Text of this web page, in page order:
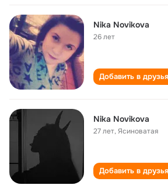
Nika Novikova
26 лет
Добавить в друзья
Nika Novikova
27 лет,Ясиноватая
Добавить в друзья